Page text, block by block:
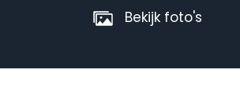
Bekijk foto's